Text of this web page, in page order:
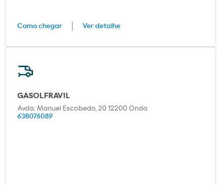
Como chegar Ver detalhe
GASOLFRAVIL
Avda. Manuel Escobedo, 20 12200 Onda
638076089